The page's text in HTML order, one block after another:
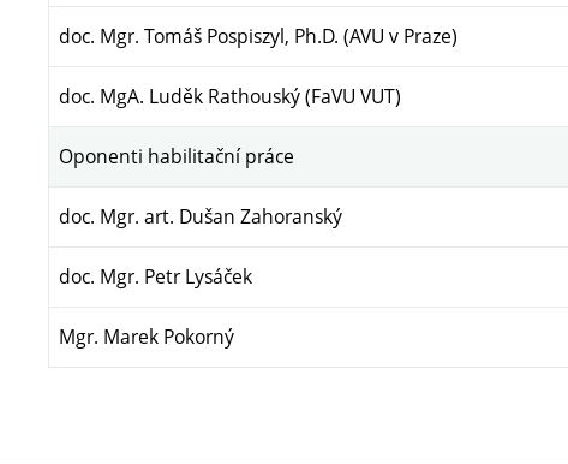
doc. Mgr. Tomáš Pospiszyl, Ph.D. (AVU v Praze)
doc. MgA. Luděk Rathouský (FaVU VUT)
Oponenti habilitační práce
doc. Mgr. art. Dušan Zahoranský
doc. Mgr. Petr Lysáček
Mgr. Marek Pokorný